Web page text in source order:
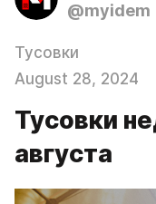
@myidem
Тусовки
August 28, 2024
Тусовки
августа